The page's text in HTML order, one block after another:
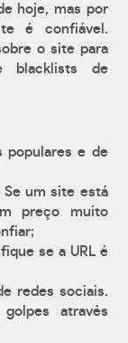
hoje, mas por
é confiável.
o site para
blacklists de
populares e de
Se um site está
preço muito
se a URL é
redes sociais.
através